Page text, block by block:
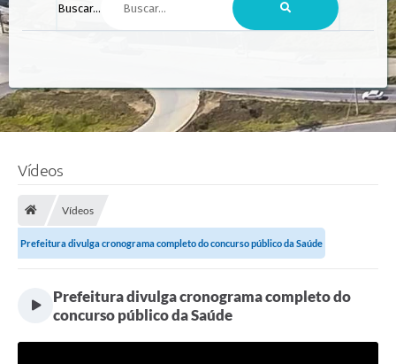
Buscar...
Vídeos
Vídeos
Prefeitura divulga cronograma completo do concurso público da Saúde
Prefeitura divulga cronograma completo do
concurso público da Saúde